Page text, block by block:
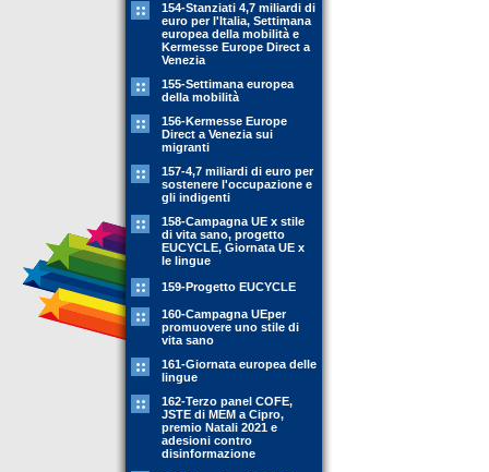
154-Stanziati 4,7 miliardi di
euro per l'Italia, Settimana
europea della mobilità e
Kermesse Europe Direct a
Venezia
155-Settimana europea
della mobilità
156-Kermesse Europe
Direct a Venezia sui
migranti
157-4,7 miliardi di euro per
sostenere l'occupazione e
gli indigenti
158-Campagna UE x stile
di vita sano, progetto
EUCYCLE, Giornata UE x
le lingue
159-Progetto EUCYCLE
160-Campagna UEper
promuovere uno stile di
vita sano
161-Giornata europea delle
lingue
162-Terzo panel COFE,
JSTE di MEM a Cipro,
premio Natali 2021 e
adesioni contro
disinformazione